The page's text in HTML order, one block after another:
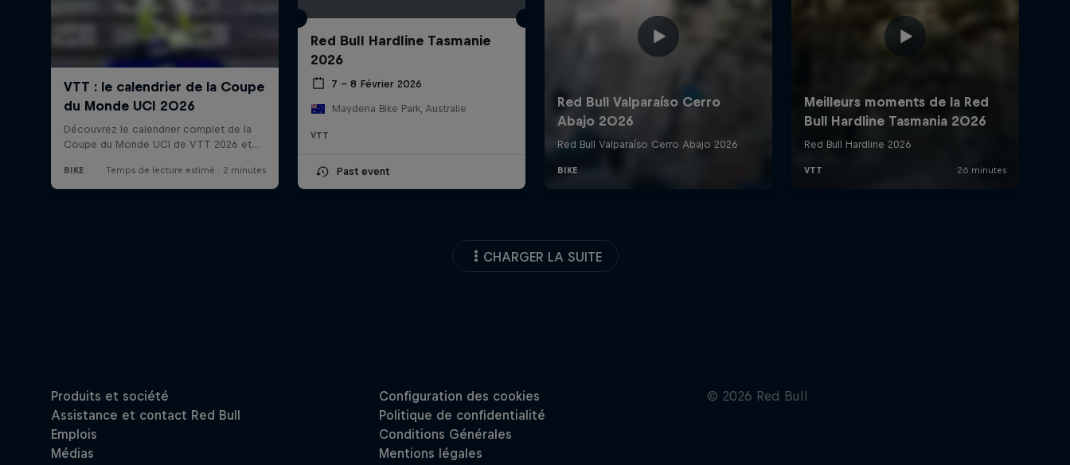
Red Bull Hardline Tasmanie
2026
7 – 8 Février 2026
Maydena Bike Park, Australie
VTT
Past event
CHARGER LA SUITE